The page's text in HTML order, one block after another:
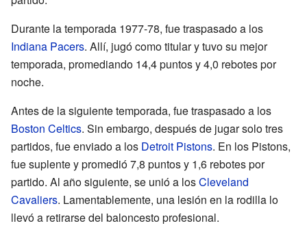
Durante la temporada 1977-78, fue traspasado a los
Indiana Pacers. Allí, jugó como titular y tuvo su mejor
temporada, promediando 14,4 puntos y 4,0 rebotes por
noche.
Antes de la siguiente temporada, fue traspasado a los
Boston Celtics. Sin embargo, después de jugar solo tres
partidos, fue enviado a los Detroit Pistons. En los Pistons,
fue suplente y promedió 7,8 puntos y 1,6 rebotes por
partido. Al año siguiente, se unió a losCleveland
Cavaliers. Lamentablemente, una lesión en la rodilla lo
llevó a retirarse del baloncesto profesional.